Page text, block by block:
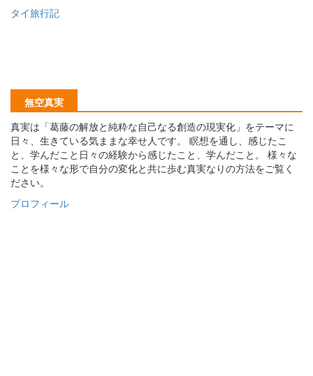
タイ旅行記
無空真実
真実は「葛藤の解放と純粋な自己なる創造の現実化」をテーマに
日々、生きている気ままな幸せ人です。 瞑想を通し、感じたこ
と、学んだこと日々の経験から感じたこと、学んだこと。 様々な
ことを様々な形で自分の変化と共に歩む真実なりの方法をご覧く
ださい。
プロフィール